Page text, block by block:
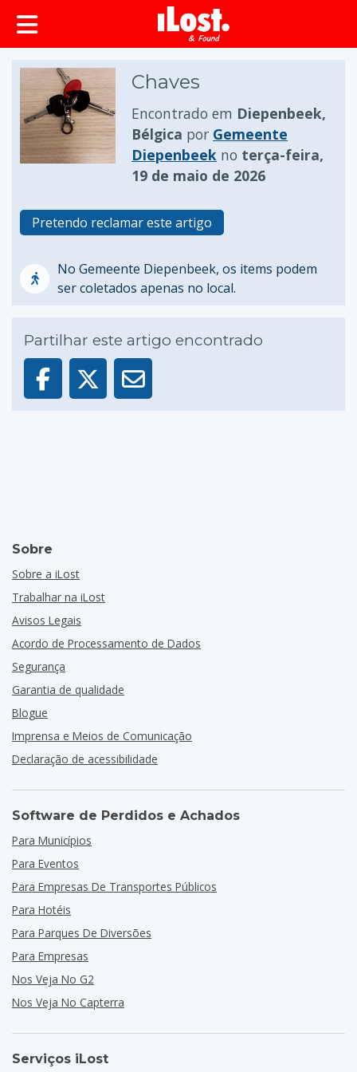
conteúdo principal
Chaves
Encontrado em Diepenbeek,
Bélgica por Gemeente
Diepenbeek no terça-feira,
19 de maio de 2026
Pretendo reclamar este artigo
No Gemeente Diepenbeek, os items podem
ser coletados apenas no local.
Partilhar este artigo encontrado
Sobre
Sobre a iLost
Trabalhar na iLost
Avisos Legais
Acordo de Processamento de Dados
Segurança
Garantia de qualidade
Blogue
Imprensa e Meios de Comunicação
Declaração de acessibilidade
Software de Perdidos e Achados
Para Municípios
Para Eventos
Para Empresas De Transportes Públicos
Para Hotéis
Para Parques De Diversões
Para Empresas
Nos Veja No G2
Nos Veja No Capterra
Serviços iLost